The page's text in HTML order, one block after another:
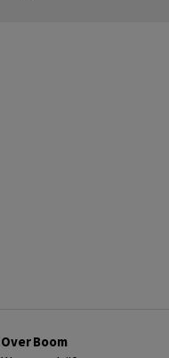
Over Boom